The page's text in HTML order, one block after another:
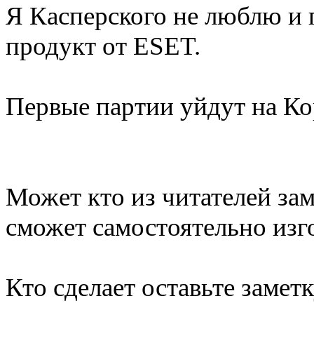
Я Касперского не люблю и
продукт от ESET.
Первые партии уйдут на
Может кто из читателей
сможет самостоятельно
Кто сделает оставьте